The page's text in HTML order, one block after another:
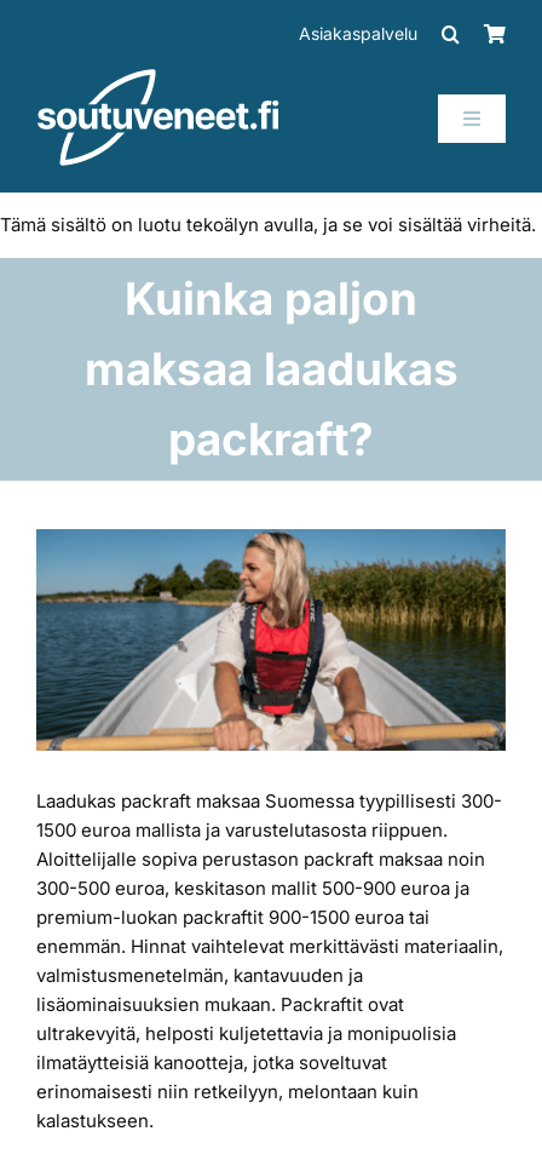
Asiakaspalvelu
Toggle
Perämoottorit
Valmistajat
Rahoitus
Asiakaskokemuksia
Tämä sisältö on luotu tekoälyn avulla, ja se voi sisältää virheitä.
Kuinka paljon
maksaa laadukas
packraft?
kuvaa
isompana
Laadukas packraft maksaa Suomessa tyypillisesti 300-
1500 euroa mallista ja varustelutasosta riippuen.
Aloittelijalle sopiva perustason packraft maksaa noin
300-500 euroa, keskitason mallit 500-900 euroa ja
premium-luokan packraftit 900-1500 euroa tai
enemmän. Hinnat vaihtelevat merkittävästi materiaalin,
valmistusmenetelmän, kantavuuden ja
lisäominaisuuksien mukaan. Packraftit ovat
ultrakevyitä, helposti kuljetettavia ja monipuolisia
ilmatäytteisiä kanootteja, jotka soveltuvat
erinomaisesti niin retkeilyyn, melontaan kuin
kalastukseen.